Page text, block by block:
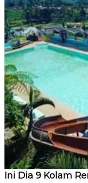
Ini Dia 9 Kolam